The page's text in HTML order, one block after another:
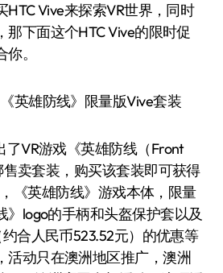
Vive来探索VR世界，同时
那下面这个HTC Vive的限时促
。
了VR游戏《英雄防线（Front
卖套装，购买该套装即可获得
《英雄防线》游戏本体，限量
》logo的手柄和头盔保护套以及
合人民币523.52元）的优惠等
活动只在澳洲地区推广，澳洲